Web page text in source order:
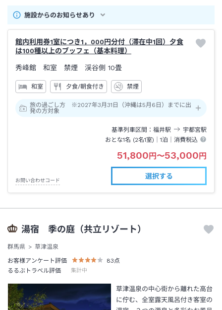
施設からのお知らせあり
館内利用券1室につき1，000円分付（滞在中1回）夕食
は100種以上のブッフェ（基本料理）
秀峰館 和室 禁煙 渓谷側 10畳
和室 夕食/朝食付き 禁煙
旅の過ごし方 ※2027年3月31日（沖縄は5月6日）までに出
発の方対象
基準列車区間 福井駅 宇都宮駅
おとな1名 (2名1室)｜1泊 ｜消費税込
51,800 円 〜53,000 円
お問い合わせコード
選択する
湯宿 季の庭（共立リゾート）
群馬県
草津温泉
お客様アンケート評価
83 点
るるぶトラベル評価
集計中
草津温泉の中心街から離れた高台
に佇む、全室露天風呂付き客室の